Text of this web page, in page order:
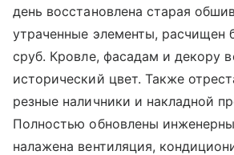
день восстановлена старая
утраченные элементы, расчищен
сруб. Кровле, фасадам и декору
исторический цвет. Также
резные наличники и накладной
Полностью обновлены
налажена вентиляция,